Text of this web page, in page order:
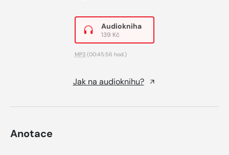
Audiokniha
139 Kč
MP3 (00:45:56 hod.)
Jak na audioknihu?
Anotace